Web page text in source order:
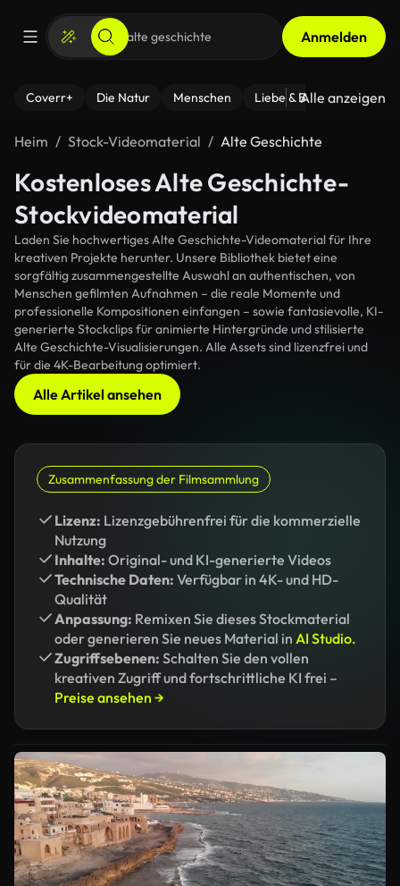
Anmelden
Coverr+ Die Natur Menschen Liebe & Beziehungen
Alle anzeigen
Heim Stock-Videomaterial Alte Geschichte
Kostenloses Alte Geschichte-
Stockvideomaterial
Laden Sie hochwertiges Alte Geschichte-Videomaterial für Ihre
kreativen Projekte herunter. Unsere Bibliothek bietet eine
sorgfältig zusammengestellte Auswahl an authentischen, von
Menschen gefilmten Aufnahmen – die reale Momente und
professionelle Kompositionen einfangen – sowie fantasievolle, KI-
generierte Stockclips für animierte Hintergründe und stilisierte
Alte Geschichte-Visualisierungen. Alle Assets sind lizenzfrei und
für die 4K-Bearbeitung optimiert.
Alle Artikel ansehen
Zusammenfassung der Filmsammlung
Lizenz: Lizenzgebührenfrei für die kommerzielle
Nutzung
Inhalte: Original- und KI-generierte Videos
Technische Daten: Verfügbar in 4K- und HD-
Qualität
Anpassung: Remixen Sie dieses Stockmaterial
oder generieren Sie neues Material in AI Studio.
Zugriffsebenen: Schalten Sie den vollen
kreativen Zugriff und fortschrittliche KI frei –
Preise ansehen →